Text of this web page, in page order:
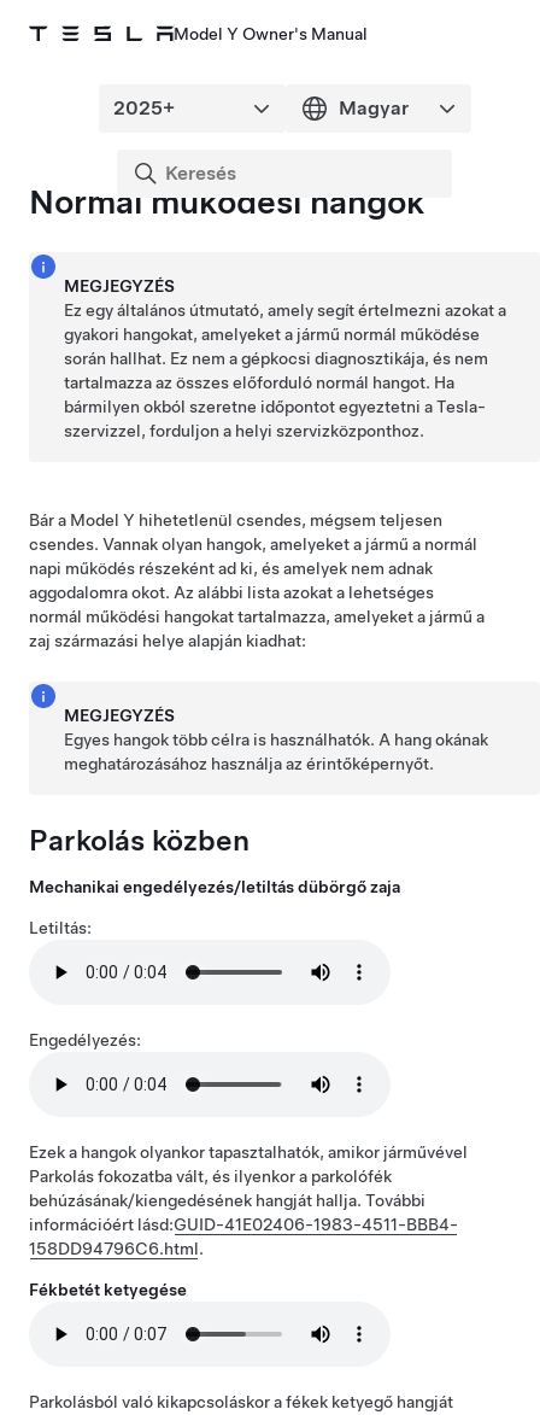
Model Y Owner's Manual
Normál működési hangok
MEGJEGYZÉS
Ez egy általános útmutató, amely segít értelmezni azokat a
gyakori hangokat, amelyeket a jármű normál működése
során hallhat. Ez nem a gépkocsi diagnosztikája, és nem
tartalmazza az összes előforduló normál hangot. Ha
bármilyen okból szeretne időpontot egyeztetni a Tesla-
szervizzel, forduljon a helyi szervizközponthoz.
Bár a Model Y hihetetlenül csendes, mégsem teljesen
csendes. Vannak olyan hangok, amelyeket a jármű a normál
napi működés részeként ad ki, és amelyek nem adnak
aggodalomra okot. Az alábbi lista azokat a lehetséges
normál működési hangokat tartalmazza, amelyeket a jármű a
zaj származási helye alapján kiadhat:
MEGJEGYZÉS
Egyes hangok több célra is használhatók. A hang okának
meghatározásához használjaaz érintőképernyőt.
Parkolás közben
Mechanikai engedélyezés/letiltás dübörgő zaja
Letiltás:
Engedélyezés:
Ezek a hangok olyankor tapasztalhatók, amikor járművével
Parkolás fokozatba vált, és ilyenkor a parkolófék
behúzásának/kiengedésének hangját hallja. További
információért lásd:GUID-41E02406-1983-4511-BBB4-
158DD94796C6.html.
Fékbetét ketyegése
Parkolásból való kikapcsoláskor a fékek ketyegő hangját